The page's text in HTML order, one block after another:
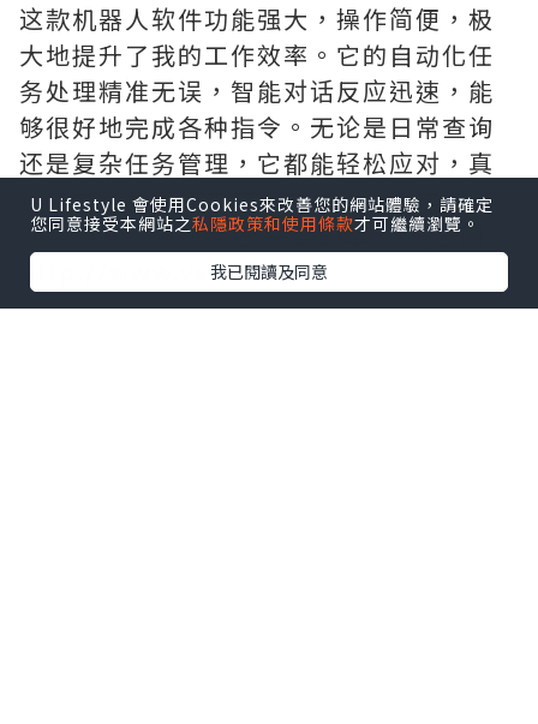
这款机器人软件功能强大，操作简便，极
大地提升了我的工作效率。它的自动化任
务处理精准无误，智能对话反应迅速，能
够很好地完成各种指令。无论是日常查询
还是复杂任务管理，它都能轻松应对，真
正成为了我工作中的得力助手。整体体验
非常满意，强烈推荐.需要的拿去吧,官网
http://www.vst.tw
U Lifestyle 會使用Cookies來改善您的網站體驗，請確定
您同意接受本網站之私隱政策和使用條款才可繼續瀏覽。
我已閱讀及同意